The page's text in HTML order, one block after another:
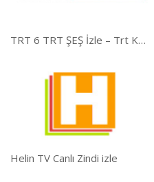
TRT 6 TRT ŞEŞ İzle – Trt Kurdi İzle
Helin TV Canlı Zindi izle